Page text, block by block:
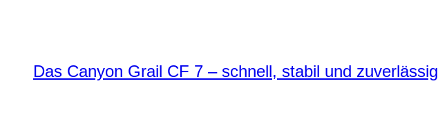
Das Canyon Grail CF 7 – schnell, stabil und zuverlässig